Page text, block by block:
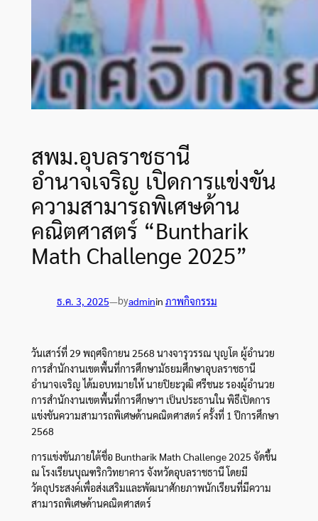
สพม.อุบลราชธานี
อำนาจเจริญ เปิดการแข่งขัน
ความสามารถพิเศษด้าน
คณิตศาสตร์ “Buntharik
Math Challenge 2025”
ธ.ค. 3, 2025—byadminin ภาพกิจกรรม
วันเสาร์ที่ 29 พฤศจิกายน 2568 นางจารุวรรณ บุญโต ผู้อำนวย
การสำนักงานเขตพื้นที่การศึกษามัธยมศึกษาอุบลราชธานี
อำนาจเจริญ ได้มอบหมายให้ นายปิยะวุฒิ ศรีชนะ รองผู้อำนวย
การสำนักงานเขตพื้นที่การศึกษาฯ เป็นประธานใน พิธีเปิดการ
แข่งขันความสามารถพิเศษด้านคณิตศาสตร์ ครั้งที่ 1 ปีการศึกษา
2568
การแข่งขันภายใต้ชื่อ Buntharik Math Challenge 2025 จัดขึ้น
ณ โรงเรียนบุณฑริกวิทยาคาร จังหวัดอุบลราชธานี โดยมี
วัตถุประสงค์เพื่อส่งเสริมและพัฒนาศักยภาพนักเรียนที่มีความ
สามารถพิเศษด้านคณิตศาสตร์